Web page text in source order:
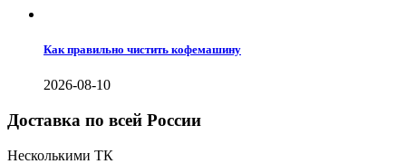
Как правильно чистить кофемашину
2026-08-10
Доставка по всей России
Несколькими ТК